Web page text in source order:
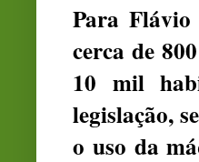
Para Flávio
cerca de
10 mil
legislação,
o uso da